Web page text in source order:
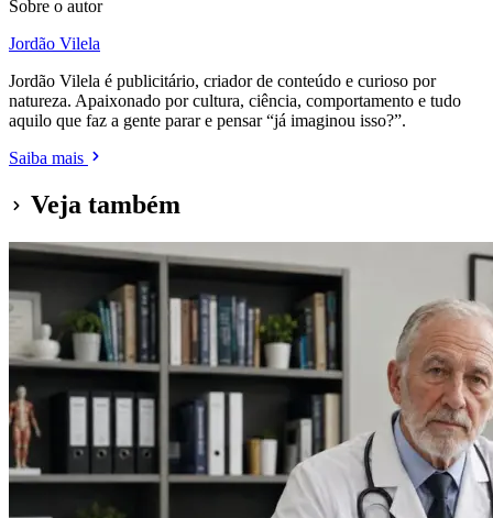
Sobre o autor
Jordão Vilela
Jordão Vilela é publicitário, criador de conteúdo e curioso por
natureza. Apaixonado por cultura, ciência, comportamento e tudo
aquilo que faz a gente parar e pensar “já imaginou isso?”.
Saiba mais
Veja também